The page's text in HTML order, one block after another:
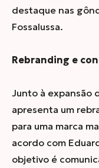
destaque nas
Fossalussa.
Rebranding e
Junto à expansão
apresenta um
para uma marca
acordo com
objetivo é